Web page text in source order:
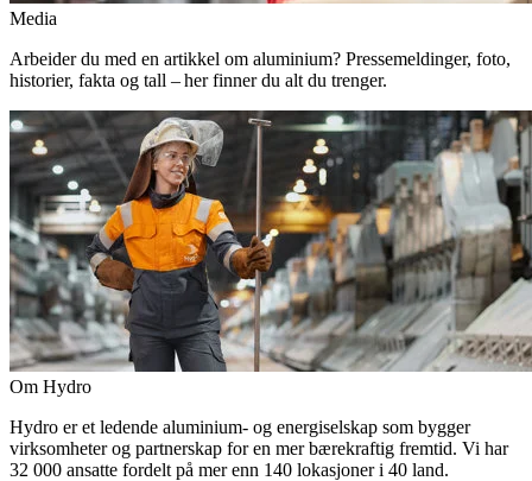
Media
Arbeider du med en artikkel om aluminium? Pressemeldinger, foto,
historier, fakta og tall – her finner du alt du trenger.
Om Hydro
Hydro er et ledende aluminium- og energiselskap som bygger
virksomheter og partnerskap for en mer bærekraftig fremtid. Vi har
32 000 ansatte fordelt på mer enn 140 lokasjoner i 40 land.